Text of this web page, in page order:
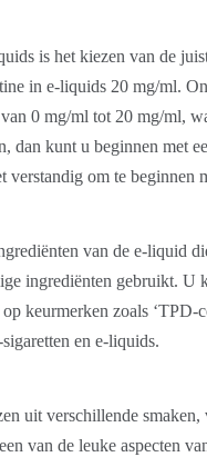
is het kiezen van de
in e-liquids 20 mg/ml.
0 mg/ml tot 20 mg/ml,
kunt u beginnen met
verstandig om te beginnen
van de e-liquid
ingrediënten gebruikt. U
keurmerken zoals ‘TPD-
en e-liquids.
uit verschillende smaken,
van de leuke aspecten